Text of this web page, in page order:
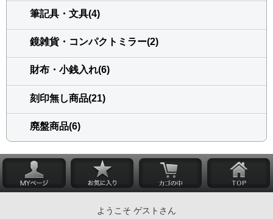
筆記具・文具(4)
鏡雑貨・コンパクトミラー(2)
財布・小銭入れ(6)
刻印無し商品(21)
廃盤商品(6)
ようこそ ゲストさん